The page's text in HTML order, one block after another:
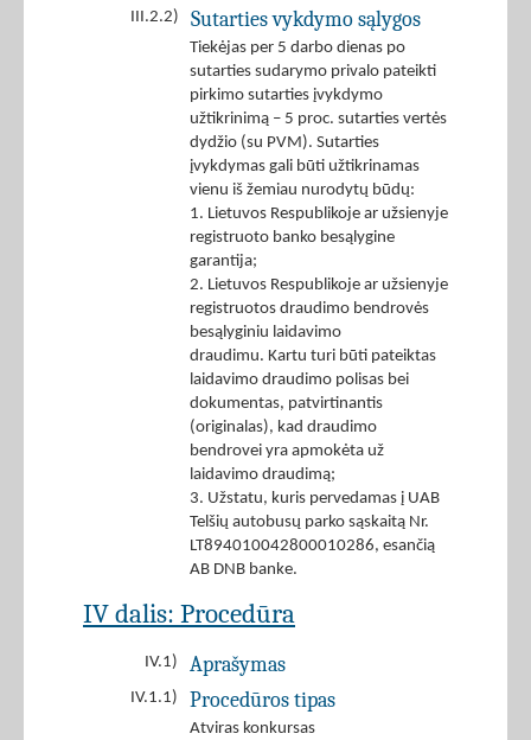
III.2.2) Sutarties vykdymo sąlygos
Tiekėjas per 5 darbo dienas po
sutarties sudarymo privalo pateikti
pirkimo sutarties įvykdymo
užtikrinimą – 5 proc. sutarties vertės
dydžio (su PVM). Sutarties
įvykdymas gali būti užtikrinamas
vienu iš žemiau nurodytų būdų:
1. Lietuvos Respublikoje ar užsienyje
registruoto banko besąlygine
garantija;
2. Lietuvos Respublikoje ar užsienyje
registruotos draudimo bendrovės
besąlyginiu laidavimo
draudimu. Kartu turi būti pateiktas
laidavimo draudimo polisas bei
dokumentas, patvirtinantis
(originalas), kad draudimo
bendrovei yra apmokėta už
laidavimo draudimą;
3. Užstatu, kuris pervedamas į UAB
Telšių autobusų parko sąskaitą Nr.
LT894010042800010286, esančią
AB DNB banke.
IV dalis: Procedūra
IV.1) Aprašymas
IV.1.1) Procedūros tipas
Atviras konkursas